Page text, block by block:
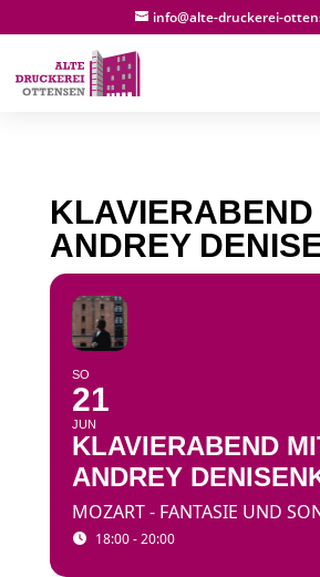
info@alte-druckerei-
KLAVIERABEND
ANDREY
SO
21
JUN
KLAVIERABEND
ANDREY
MOZART - FANTASIE UND
18:00 - 20:00